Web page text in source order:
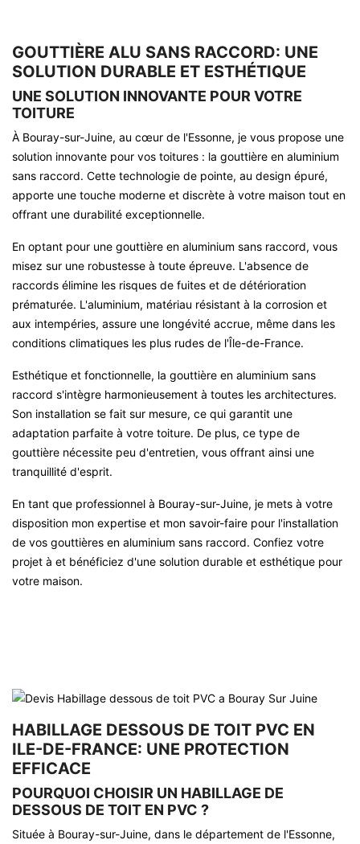
GOUTTIÈRE ALU SANS RACCORD: UNE
SOLUTION DURABLE ET ESTHÉTIQUE
UNE SOLUTION INNOVANTE POUR VOTRE
TOITURE
À Bouray-sur-Juine, au cœur de l'Essonne, je vous propose une
solution innovante pour vos toitures : la gouttière en aluminium
sans raccord. Cette technologie de pointe, au design épuré,
apporte une touche moderne et discrète à votre maison tout en
offrant une durabilité exceptionnelle.
En optant pour une gouttière en aluminium sans raccord, vous
misez sur une robustesse à toute épreuve. L'absence de
raccords élimine les risques de fuites et de détérioration
prématurée. L'aluminium, matériau résistant à la corrosion et
aux intempéries, assure une longévité accrue, même dans les
conditions climatiques les plus rudes de l'Île-de-France.
Esthétique et fonctionnelle, la gouttière en aluminium sans
raccord s'intègre harmonieusement à toutes les architectures.
Son installation se fait sur mesure, ce qui garantit une
adaptation parfaite à votre toiture. De plus, ce type de
gouttière nécessite peu d'entretien, vous offrant ainsi une
tranquillité d'esprit.
En tant que professionnel à Bouray-sur-Juine, je mets à votre
disposition mon expertise et mon savoir-faire pour l'installation
de vos gouttières en aluminium sans raccord. Confiez votre
projet à et bénéficiez d'une solution durable et esthétique pour
votre maison.
HABILLAGE DESSOUS DE TOIT PVC EN
ILE-DE-FRANCE: UNE PROTECTION
EFFICACE
POURQUOI CHOISIR UN HABILLAGE DE
DESSOUS DE TOIT EN PVC ?
Située à Bouray-sur-Juine, dans le département de l'Essonne,